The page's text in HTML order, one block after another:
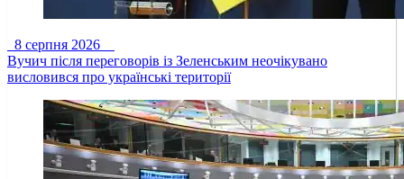
8 серпня 2026
Вучич після переговорів із Зеленським неочікувано
висловився про українські території